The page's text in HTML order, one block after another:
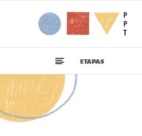
ETAPAS